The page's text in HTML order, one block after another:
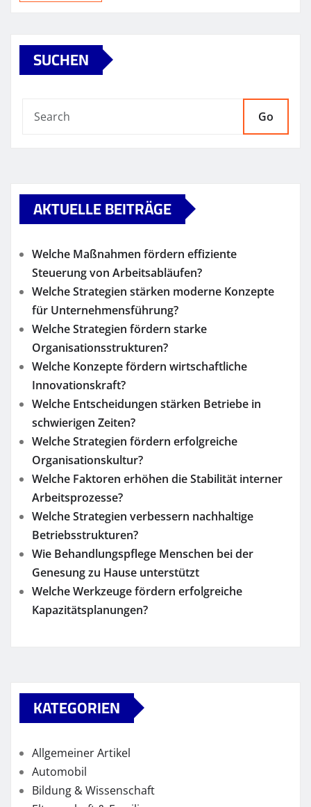
SUCHEN
Go
AKTUELLE BEITRÄGE
Welche Maßnahmen fördern effiziente
Steuerung von Arbeitsabläufen?
Welche Strategien stärken moderne Konzepte
für Unternehmensführung?
Welche Strategien fördern starke
Organisationsstrukturen?
Welche Konzepte fördern wirtschaftliche
Innovationskraft?
Welche Entscheidungen stärken Betriebe in
schwierigen Zeiten?
Welche Strategien fördern erfolgreiche
Organisationskultur?
Welche Faktoren erhöhen die Stabilität interner
Arbeitsprozesse?
Welche Strategien verbessern nachhaltige
Betriebsstrukturen?
Wie Behandlungspflege Menschen bei der
Genesung zu Hause unterstützt
Welche Werkzeuge fördern erfolgreiche
Kapazitätsplanungen?
KATEGORIEN
Allgemeiner Artikel
Automobil
Bildung & Wissenschaft